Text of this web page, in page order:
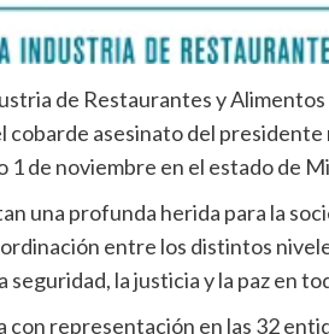
de Restaurantes y
cobarde asesinato del
1 de noviembre en el estado de
una profunda herida para la
entre los distintos
la justicia y la paz en
con representación en las 32